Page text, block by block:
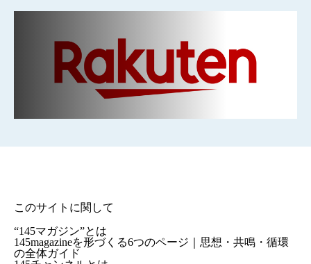
このサイトに関して
“145マガジン”とは
145magazineを形づくる6つのページ｜思想・共鳴・循環
の全体ガイド